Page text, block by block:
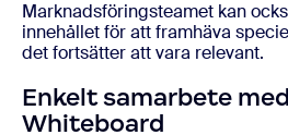
Marknadsföringsteamet kan
innehållet för att framhäva
det fortsätter att vara relevant.
Enkelt samarbete
Whiteboard